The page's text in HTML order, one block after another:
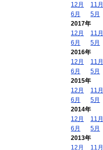
12月
11月
6月
5月
2017年
12月
11月
6月
5月
2016年
12月
11月
6月
5月
2015年
12月
11月
6月
5月
2014年
12月
11月
6月
5月
2013年
12月
11月